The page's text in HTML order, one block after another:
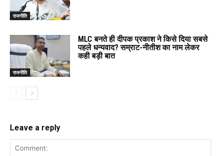
राजनीति
राजनीति
MLC बनते ही दीपक प्रकाश ने किसे दिया सबसे
पहले धन्यवाद? सम्राट-नीतीश का नाम लेकर
कही बड़ी बात
Leave a reply